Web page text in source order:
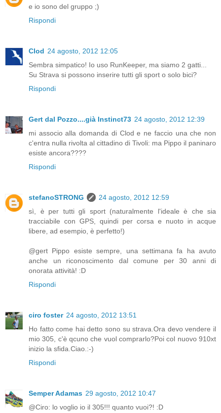
e io sono del gruppo ;)
Rispondi
Clod 24 agosto, 2012 12:05
Sembra simpatico! Io uso RunKeeper, ma siamo 2 gatti...
Su Strava si possono inserire tutti gli sport o solo bici?
Rispondi
Gert dal Pozzo....già Instinct73 24 agosto, 2012 12:39
mi associo alla domanda di Clod e ne faccio una che non
c'entra nulla rivolta al cittadino di Tivoli: ma Pippo il paninaro
esiste ancora????
Rispondi
stefanoSTRONG
24 agosto, 2012 12:59
sì, è per tutti gli sport (naturalmente l'ideale è che sia
tracciabile con GPS, quindi per corsa e nuoto in acque
libere, ad esempio, è perfetto!)
@gert Pippo esiste sempre, una settimana fa ha avuto
anche un riconoscimento dal comune per 30 anni di
onorata attività! :D
Rispondi
ciro foster 24 agosto, 2012 13:51
Ho fatto come hai detto sono su strava.Ora devo vendere il
mio 305, c'è qcuno che vuol comprarlo?Poi col nuovo 910xt
inizio la sfida.Ciao.:-)
Rispondi
Semper Adamas 29 agosto, 2012 10:47
@Ciro: lo voglio io il 305!!! quanto vuoi?! :D